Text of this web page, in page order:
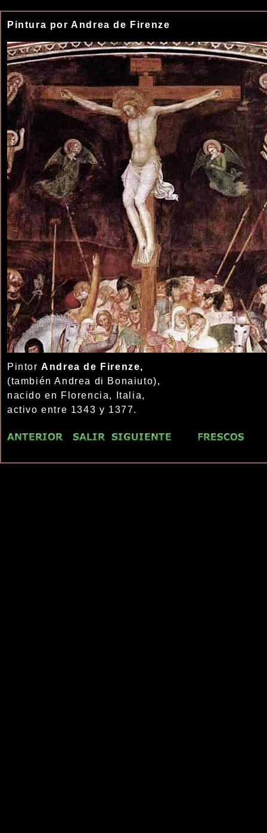
Pintura por Andrea de Firenze
PintorAndrea de Firenze,
(también Andrea di Bonaiuto),
nacido en Florencia, Italia,
activo entre 1343 y 1377.